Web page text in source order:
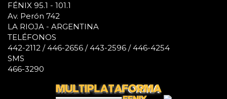
FÉNIX 95.1 - 101.1
Av. Perón 742
LA RIOJA - ARGENTINA
TELÉFONOS
442-2112 / 446-2656 / 443-2596 / 446-4254
SMS
466-3290